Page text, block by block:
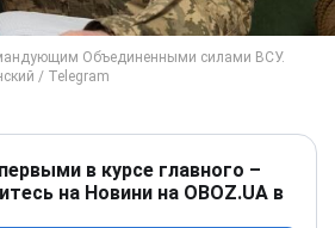
в курсе главного –
на Новини на OBOZ.UA в